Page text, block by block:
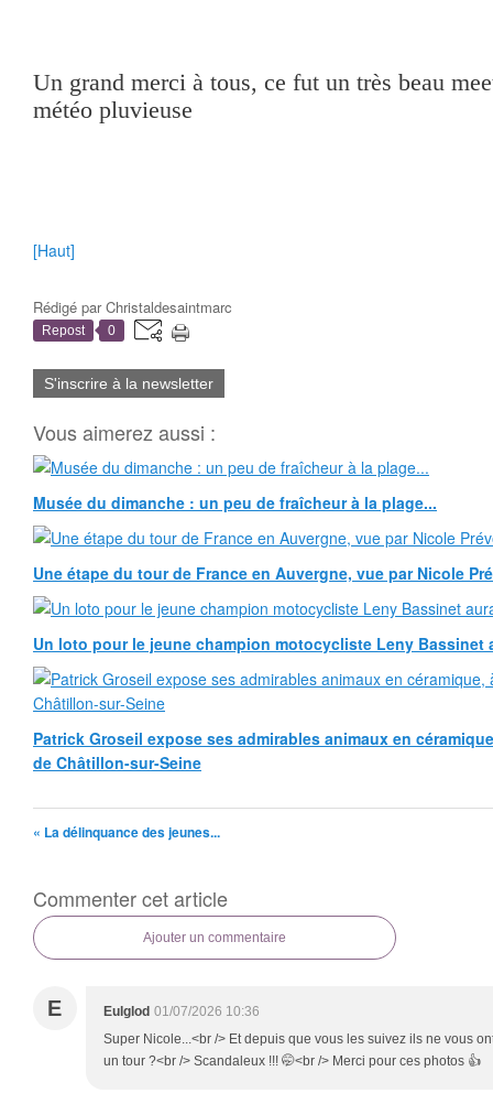
Un grand merci à tous, ce fut un très beau
météo pluvieuse
[Haut]
Rédigé parChristaldesaintmarc
Repost 0
S'inscrire à la newsletter
Vous aimerez aussi :
Musée du dimanche : un peu de fraîcheur à la plage...
Une étape du tour de France en Auvergne, vue par Nicole
Un loto pour le jeune champion motocycliste Leny Bassinet
Patrick Groseil expose ses admirables animaux en
de Châtillon-sur-Seine
« La délinquance des jeunes...
Commenter cet article
Ajouter un commentaire
E Eulglod 01/07/2026 10:36
Super Nicole...<br /> Et depuis que vous les suivez ils ne vous
un tour ?<br /> Scandaleux !!! 🤭<br /> Merci pour ces photos 👍